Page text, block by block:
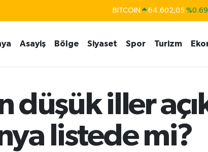
%48
Asayiş Bölge Siyaset Spor Turizm
düşük iller
listede mi?